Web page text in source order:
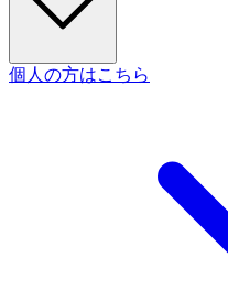
個人の方はこちら